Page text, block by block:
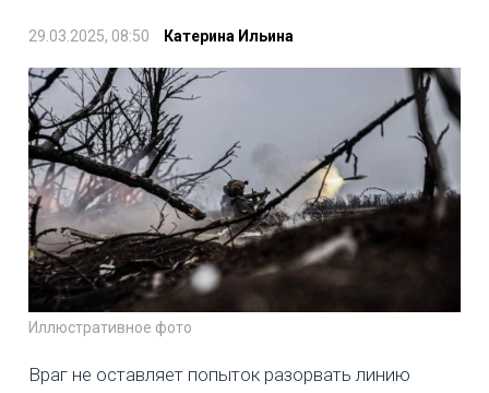
29.03.2025, 08:50 Катерина Ильина
Иллюстративное фото
Враг не оставляет попыток разорвать линию